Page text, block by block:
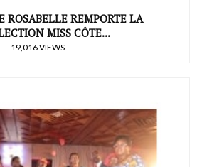
ROSABELLE REMPORTE LA
MISS CÔTE...
19,016 VIEWS